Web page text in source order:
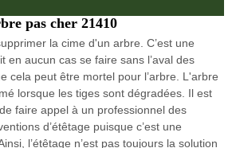
pas cher 21410
la cime d'un arbre. C’est une
en aucun cas se faire sans l’aval des
cela peut être mortel pour l’arbre. L'arbre
lorsque les tiges sont dégradées. Il est
faire appel à un professionnel des
d’étêtage puisque c’est une
l’étêtage n’est pas toujours la solution